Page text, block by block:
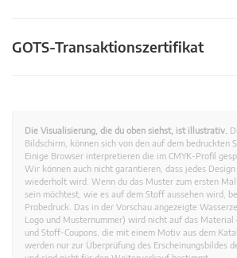
GOTS-Transaktionszertifikat
Die Visualisierung, die du oben siehst, ist illustrativ.
Bildschirm, können sich von den auf dem bedruckten
Einige Browser interpretieren die im CMYK-Profil
Wir können auch nicht garantieren, dass jedes
wiederholt wird. Wenn du das Muster zum ersten
sein möchtest, wie es auf dem Stoff aussehen wird,
Probedruck. Das in der Vorschau angezeigte
Logo und Musternummer) wird nicht auf das
und Stoff-Coupons, die mit einem Motiv aus dem
werden nur zur Überprüfung des Erscheinungsbildes